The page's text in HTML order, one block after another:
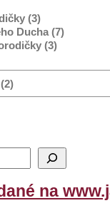
(3)
Ducha (7)
(3)
na